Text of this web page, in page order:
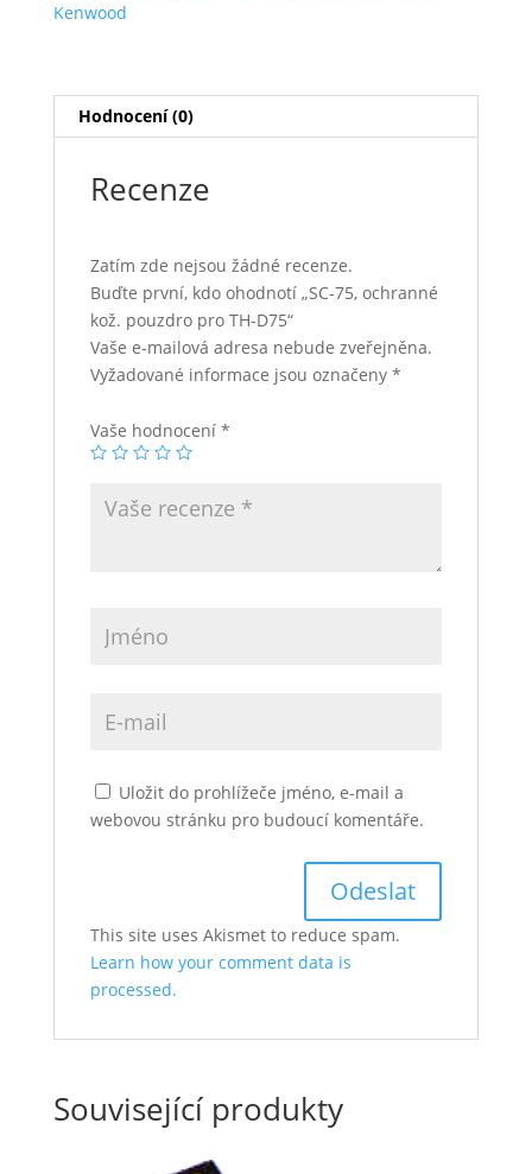
Kenwood
Hodnocení (0)
Recenze
Zatím zde nejsou žádné recenze.
Buďte první, kdo ohodnotí „SC-75, ochranné
kož. pouzdro pro TH-D75“
Vaše e-mailová adresa nebude zveřejněna.
Vyžadované informace jsou označeny *
Vaše hodnocení *
Uložit do prohlížeče jméno, e-mail a
webovou stránku pro budoucí komentáře.
This site uses Akismet to reduce spam.
Learn how your comment data is
processed.
Související produkty